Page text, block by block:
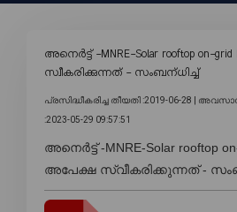
അനെർട്ട് -MNRE-Solar rooftop on-
സ്വീകരിക്കുന്നത് - സംബന്‌ധിച്ച്‌
പ്രസിദ്ധീകരിച്ച തീയതി :2019-06-28 | അവസാന
:2023-05-29 09:57:51
അനെർട്ട് -MNRE-Solar rooftop
അപേക്ഷ സ്വീകരിക്കുന്നത് -